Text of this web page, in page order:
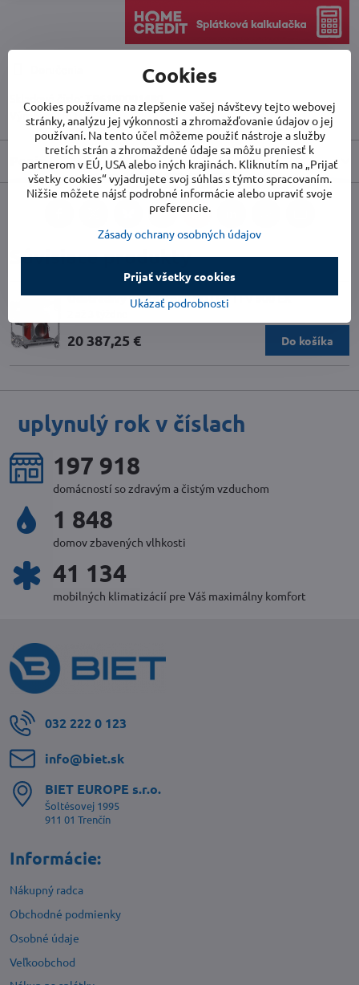
Výrobca:TROTEC
Popis
Bluesky
Súvisiace produkty
Odstredivý ventilátor TROTEC TFV 900 EX
20 387,25 € Do košíka
uplynulý rok v číslach
214 165
domácností so zdravým a čistým vzduchom
2 016
domov zbavených vlhkosti
44 588
mobilných klimatizácií pre Váš maximálny komfort
032 222 0 123
info​@biet​.sk
BIET EUROPE s​.r​.o​.
Šoltésovej 1995
911 01 Trenčín
Informácie:
Nákupný radca
Obchodné podmienky
Osobné údaje
Veľkoobchod
Cookies
Cookies používame na zlepšenie vašej návštevy tejto webovej
stránky, analýzu jej výkonnosti a zhromažďovanie údajov o jej
používaní. Na tento účel môžeme použiť nástroje a služby
tretích strán a zhromaždené údaje sa môžu preniesť k
partnerom v EÚ, USA alebo iných krajinách. Kliknutím na „Prijať
všetky cookies“ vyjadrujete svoj súhlas s týmto spracovaním.
Nižšie môžete nájsť podrobné informácie alebo upraviť svoje
preferencie.
Zásady ochrany osobných údajov
Ukázať podrobnosti
Prijať všetky cookies